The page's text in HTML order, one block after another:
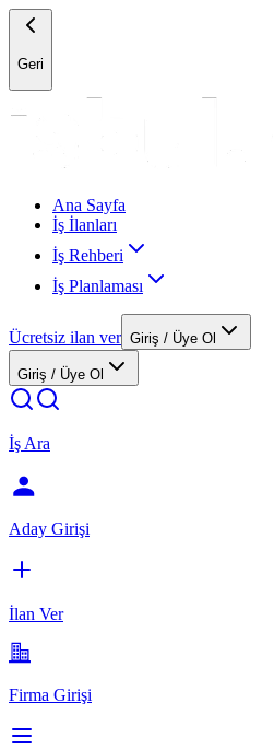
Geri
Ana Sayfa
İş İlanları
İş Rehberi
İş Planlaması
Ücretsiz ilan ver Giriş / Üye Ol
Giriş / Üye Ol
İş Ara
Aday Girişi
İlan Ver
Firma Girişi